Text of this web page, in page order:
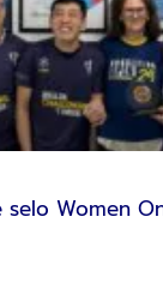
selo Women